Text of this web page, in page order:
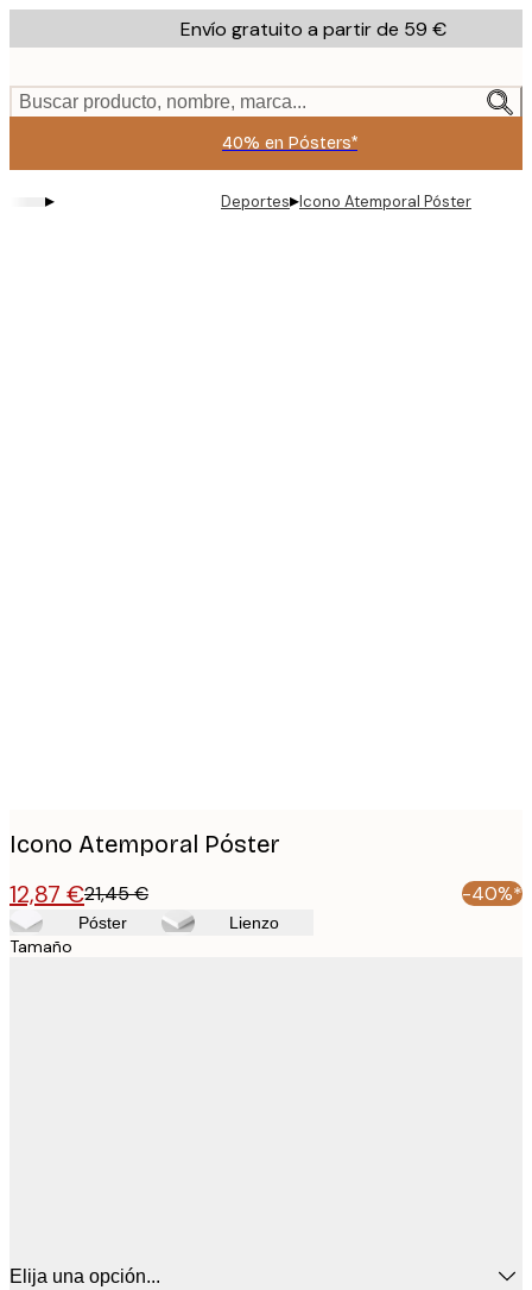
to
content.
Envío gratuito a partir de 59 €
Buscar producto, nombre, marca...
40% en Pósters*
▸ Deportes▸Icono Atemporal Póster
Icono Atemporal Póster
12,87 €21,45 € -40%*
Póster Lienzo
Tamaño
Elija una opción...